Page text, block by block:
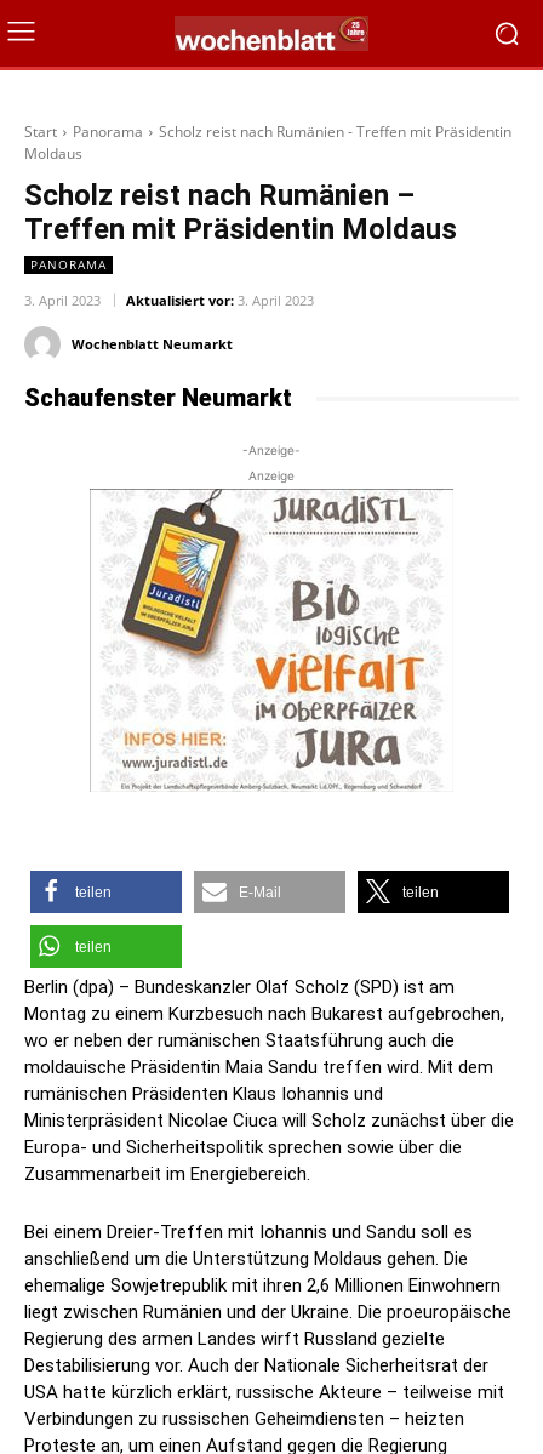
Start Panorama
Scholz reist nach Rumänien - Treffen mit Präsidentin
Moldaus
Scholz reist nach Rumänien –
Treffen mit Präsidentin Moldaus
PANORAMA
3. April 2023 Aktualisiert vor: 3. April 2023
Wochenblatt Neumarkt
Schaufenster Neumarkt
-Anzeige-
Anzeige
teilen E-Mail teilen
teilen
Berlin (dpa) – Bundeskanzler Olaf Scholz (SPD) ist am
Montag zu einem Kurzbesuch nach Bukarest aufgebrochen,
wo er neben der rumänischen Staatsführung auch die
moldauische Präsidentin Maia Sandu treffen wird. Mit dem
rumänischen Präsidenten Klaus Iohannis und
Ministerpräsident Nicolae Ciuca will Scholz zunächst über die
Europa- und Sicherheitspolitik sprechen sowie über die
Zusammenarbeit im Energiebereich.
Bei einem Dreier-Treffen mit Iohannis und Sandu soll es
anschließend um die Unterstützung Moldaus gehen. Die
ehemalige Sowjetrepublik mit ihren 2,6 Millionen Einwohnern
liegt zwischen Rumänien und der Ukraine. Die proeuropäische
Regierung des armen Landes wirft Russland gezielte
Destabilisierung vor. Auch der Nationale Sicherheitsrat der
USA hatte kürzlich erklärt, russische Akteure – teilweise mit
Verbindungen zu russischen Geheimdiensten – heizten
Proteste an, um einen Aufstand gegen die Regierung